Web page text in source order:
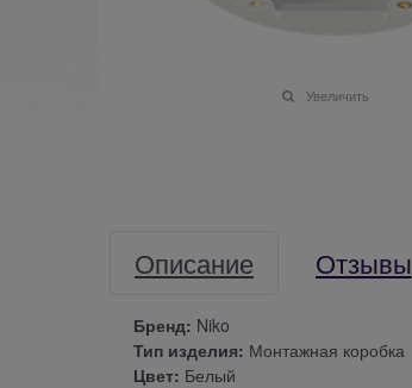
Увеличить
Описание Отзывы
Бренд: Niko
Тип изделия: Монтажная коробка
Цвет: Белый